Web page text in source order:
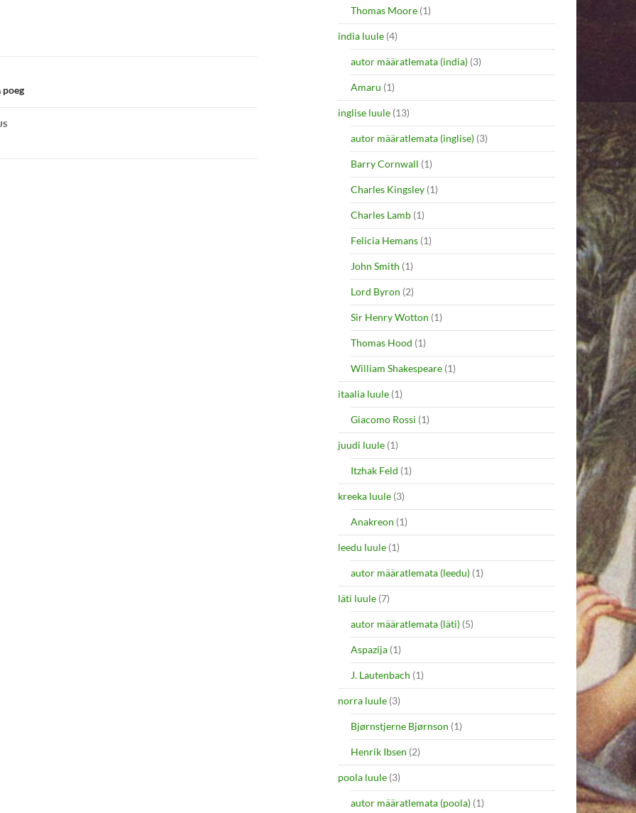
poeg
Thomas Moore (1)
india luule (4)
autor määratlemata (india) (3)
Amaru (1)
inglise luule (13)
autor määratlemata (inglise) (3)
Barry Cornwall (1)
Charles Kingsley (1)
Charles Lamb (1)
Felicia Hemans (1)
John Smith (1)
Lord Byron (2)
Sir Henry Wotton (1)
Thomas Hood (1)
William Shakespeare (1)
itaalia luule (1)
Giacomo Rossi (1)
juudi luule (1)
Itzhak Feld (1)
kreeka luule (3)
Anakreon (1)
leedu luule (1)
autor määratlemata (leedu) (1)
läti luule (7)
autor määratlemata (läti) (5)
Aspazija (1)
J. Lautenbach (1)
norra luule (3)
Bjørnstjerne Bjørnson (1)
Henrik Ibsen (2)
poola luule (3)
autor määratlemata (poola) (1)